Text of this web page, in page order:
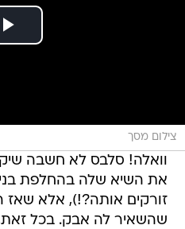
צילום מסך
וואלה! סלבס לא חשבה
את השיא שלה בהחלפת
זורקים אותה?!), אלא שאז
שהשאיר לה אבק. בכל